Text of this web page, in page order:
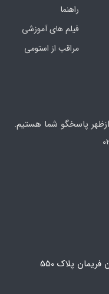
راهنما
فیلم های آموزشی
مراقب از استومی
پاسخگو شما هستیم.
تهران، خیابان طالقانی ، نبش خیابان فریمان پلاک 550